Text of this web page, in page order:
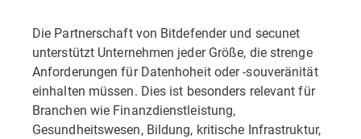
Die Partnerschaft von Bitdefender und secunet
unterstützt Unternehmen jeder Größe, die strenge
Anforderungen für Datenhoheit oder -souveränität
einhalten müssen. Dies ist besonders relevant für
Branchen wie Finanzdienstleistung,
Gesundheitswesen, Bildung, kritische Infrastruktur,